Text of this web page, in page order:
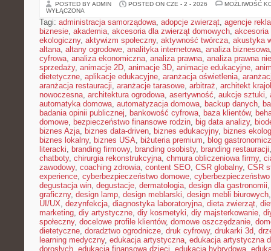
POSTED BY ADMIN POSTED ON CZE - 2 - 2026
MOŻLIWOŚĆ
WYŁĄCZONA
Tagi: administracja samorządowa, adopcje zwierząt, agencje
biznesie, akademia, akcesoria dla zwierząt domowych, akcesoria
ekologiczny, aktywizm społeczny, aktywność twórcza, akustyka
altana, altany ogrodowe, analityka internetowa, analiza biznesowa
cyfrowa, analiza ekonomiczna, analiza prawna, analiza prawna
sprzedaży, animacje 2D, animacje 3D, animacje edukacyjne,
dietetyczne, aplikacje edukacyjne, aranżacja oświetlenia,
aranżacja restauracji, aranżacje tarasowe, arbitraż, architekt
nowoczesna, architektura ogrodowa, asertywność, aukcje sztuki,
automatyka domowa, automatyzacja domowa, backup danych,
badania opinii publicznej, bankowość cyfrowa, baza klientów,
domowe, bezpieczeństwo finansowe rodzin, big data analizy,
biznes Azja, biznes data-driven, biznes edukacyjny, biznes
biznes lokalny, biznes USA, biżuteria premium, blog
literacki, branding firmowy, branding osobisty, branding restauracji
chatboty, chirurgia rekonstrukcyjna, chmura obliczeniowa firmy,
zawodowy, coaching zdrowia, content SEO, CSR globalny, CSR
experience, cyberbezpieczeństwo domowe,
degustacja win, degustacje, dermatologia, design dla gastronomii
graficzny, design lamp, design meblarski, design mebli biurowych
UI/UX, dezynfekcja, diagnostyka laboratoryjna, dieta zwierząt,
marketing, diy artystyczne, diy kosmetyki, diy majsterkowanie,
społeczny, docelowe profile klientów, domowe oszczędzanie,
dietetyczne, doradztwo ogrodnicze, druk cyfrowy, drukarki 3d,
learning medyczny, edukacja artystyczna, edukacja artystyczna
dorosłych, edukacja finansowa dzieci, edukacja hybrydowa,